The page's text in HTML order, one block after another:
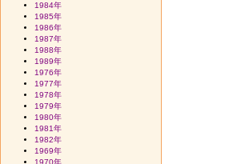
1984年
1985年
1986年
1987年
1988年
1989年
1976年
1977年
1978年
1979年
1980年
1981年
1982年
1969年
1970年